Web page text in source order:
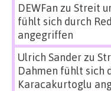
DEWFan zu Streit
fühlt sich durch
angegriffen
Ulrich Sanderzu
Dahmen fühlt sich
Karacakurtoglu